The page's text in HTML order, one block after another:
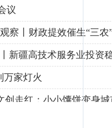
议
察丨财政提效催生“三农
新疆高技术服务业投资
万家灯火
创走红：小小馕饼变身
孩子们究竟学到什么